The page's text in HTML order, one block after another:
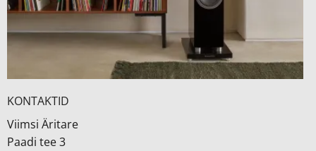
KONTAKTID
Viimsi Äritare
Paadi tee 3